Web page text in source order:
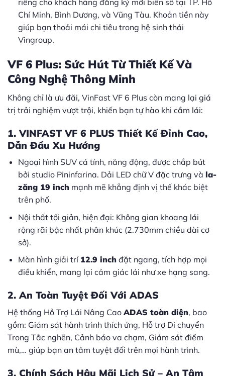
Chí Minh, Bình Dương, và Vũng Tàu. Khoản tiền này
giúp bạn thoải mái chi tiêu trong hệ sinh thái
Vingroup.
VF 6 Plus: Sức Hút Từ Thiết Kế Và
Công Nghệ Thông Minh
Không chỉ là ưu đãi, VinFast VF 6 Plus còn mang lại giá
trị trải nghiệm vượt trội, khiến bạn tự hào khi cầm lái:
1. VINFAST VF 6 PLUS Thiết Kế Đỉnh Cao,
Dẫn Đầu Xu Hướng
Ngoại hình SUV cá tính, năng động, được chắp bút
bởi studio Pininfarina. Dải LED chữ V đặc trưng và la-
zăng 19 inchmạnh mẽ khẳng định vị thế khác biệt
trên phố.
Nội thất tối giản, hiện đại: Không gian khoang lái
rộng rãi bậc nhất phân khúc (2.730mm chiều dài cơ
sở).
Màn hình giải trí 12.9 inchđặt ngang, tích hợp mọi
điều khiển, mang lại cảm giác lái như xe hạng sang.
2. An Toàn Tuyệt Đối Với ADAS
Hệ thống Hỗ Trợ Lái Nâng Cao ADAS toàn diện, bao
gồm: Giám sát hành trình thích ứng, Hỗ trợ Di chuyển
Trong Tắc nghẽn, Cảnh báo va chạm, Giám sát điểm
mù,… giúp bạn an tâm tuyệt đối trên mọi hành trình.
3. Chính Sách Hậu Mãi Lịch Sử – An Tâm